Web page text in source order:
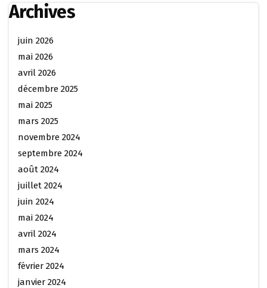
Archives
juin 2026
mai 2026
avril 2026
décembre 2025
mai 2025
mars 2025
novembre 2024
septembre 2024
août 2024
juillet 2024
juin 2024
mai 2024
avril 2024
mars 2024
février 2024
janvier 2024